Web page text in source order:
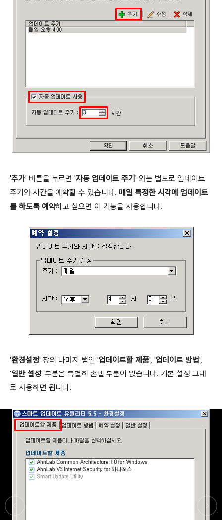
'추가' 버튼을 누르면 '자동 업데이트 주기 ' 와는 별도로 업데이트
주기와 시간을 예약할 수 있습니다. 매일 특정한 시각에 업데이트
를 하도록 예약하고 싶으면 이 기능을 사용합니다.
'환경설정' 창의 나머지 탭인 '업데이트할 제품', '업데이트 방법',
'일반 설정' 부분은 특별히 손댈 부분이 없습니다. 기본 설정 그대
로 사용하면 됩니다.